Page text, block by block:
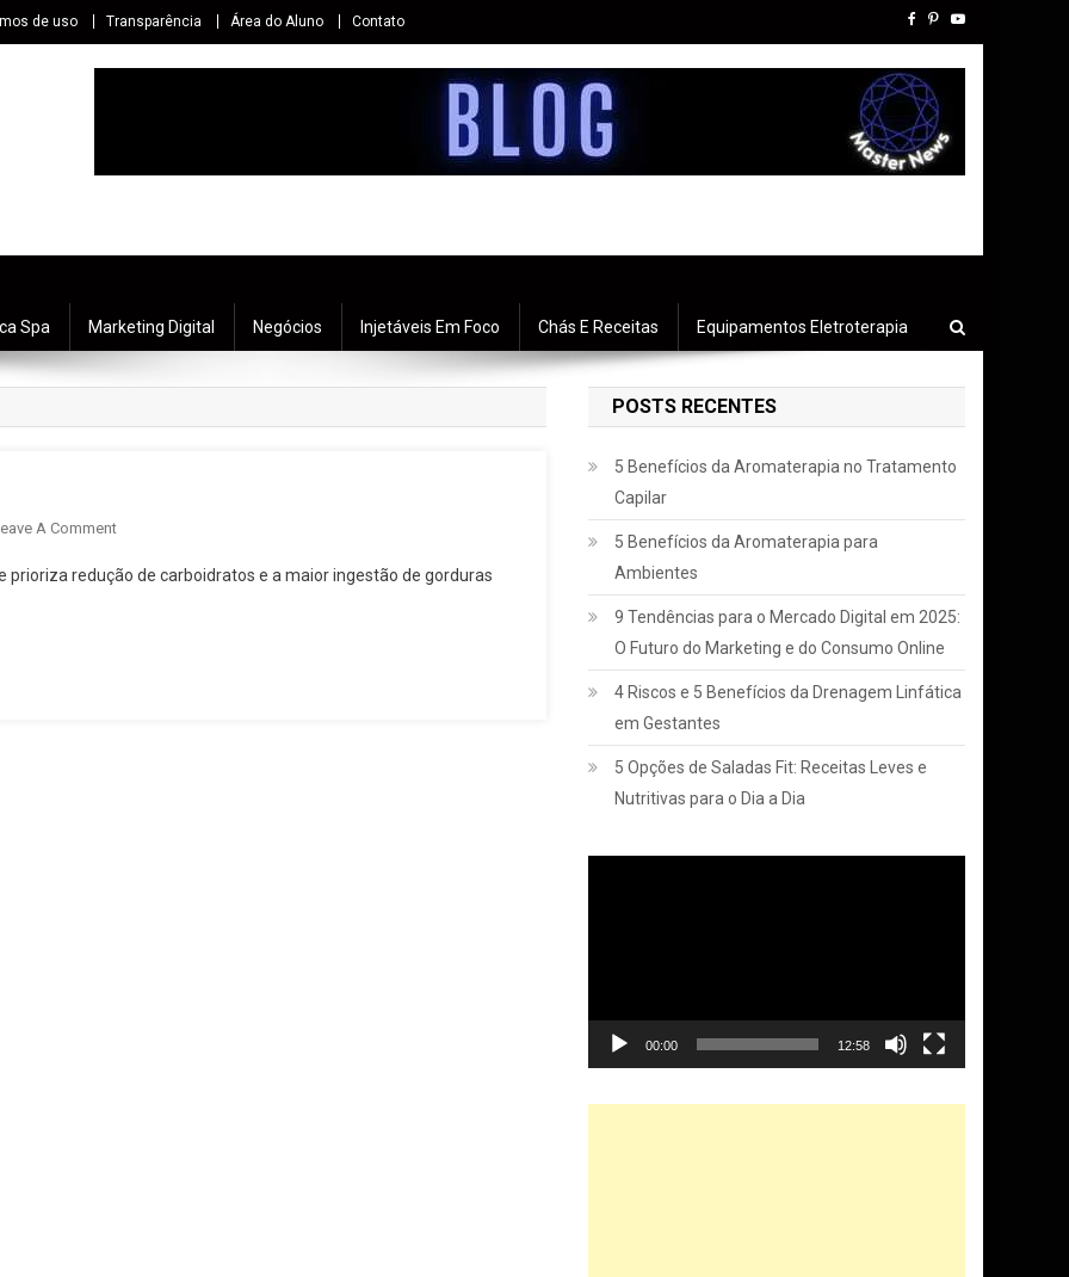
de uso Transparência Área do Aluno Contato
Spa Marketing Digital Negócios Injetáveis Em Foco Chás E Receitas Equipamentos Eletroterapia
A Comment
redução de carboidratos e a maior ingestão de gorduras
POSTS RECENTES
5 Benefícios da Aromaterapia no Tratamento
Capilar
5 Benefícios da Aromaterapia para
Ambientes
9 Tendências para o Mercado Digital em 2025:
O Futuro do Marketing e do Consumo Online
4 Riscos e 5 Benefícios da Drenagem Linfática
em Gestantes
5 Opções de Saladas Fit: Receitas Leves e
Nutritivas para o Dia a Dia
00:00 12:58